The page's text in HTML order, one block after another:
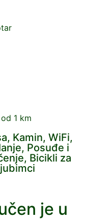
1 km
Kamin, WiFi,
Posuđe i
Bicikli za
je u